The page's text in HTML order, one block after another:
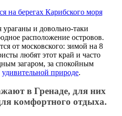
ураганы и довольно-таки
расположение островов.
от московского: зимой на 8
любят этот край и часто
загаром, за спокойным
удивительной природе.
в Гренаде, для них
комфортного отдыха.